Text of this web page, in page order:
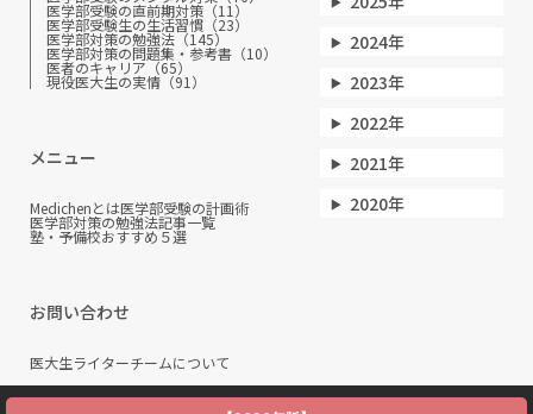
医学部受験の直前期対策（11）
医学部受験生の生活習慣（23）
医学部対策の勉強法（145）
医学部対策の問題集・参考書（10）
医者のキャリア（65）
現役医大生の実情（91）
メニュー
Medichenとは医学部受験の計画術
医学部対策の勉強法記事一覧
塾・予備校おすすめ５選
お問い合わせ
医大生ライターチームについて
2024年
2023年
2022年
2021年
2020年